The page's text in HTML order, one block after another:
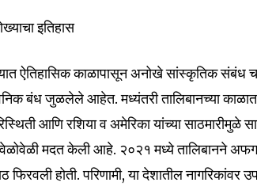
इतिहास
ऐतिहासिक काळापासून अनोखे सांस्कृतिक
बंध जुळलेले आहेत. मध्यंतरी तालिबानच्या
आणि रशिया व अमेरिका यांच्या
मदत केली आहे. २०२१ मध्ये तालिबानने
फिरवली होती. परिणामी, या देशातील